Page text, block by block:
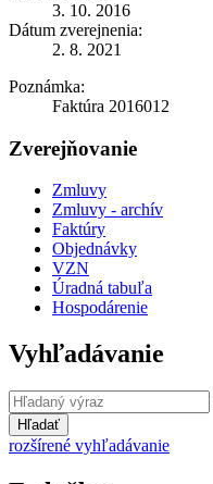
3. 10. 2016
Dátum zverejnenia:
2. 8. 2021
Poznámka:
Faktúra 2016012
Zverejňovanie
Zmluvy
Zmluvy - archív
Faktúry
Objednávky
VZN
Úradná tabuľa
Hospodárenie
Vyhľadávanie
Hľadať
rozšírené vyhľadávanie